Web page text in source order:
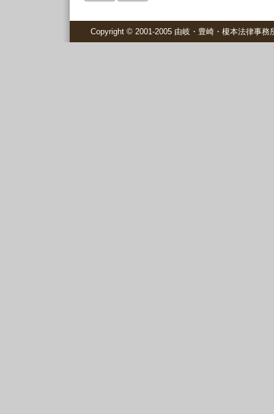
Copyright © 2001-2005 由岐・豊崎・榎本法律事